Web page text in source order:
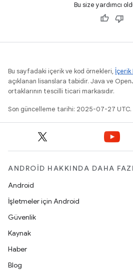
Bu size yardımcı
Bu sayfadaki içerik ve kod örnekleri, İçerik
açıklanan lisanslara tabidir. Java ve
ortaklarının tescilli ticari markasıdır.
Son güncelleme tarihi: 2025-07-27 UTC.
ANDROID HAKKINDA DAHA
Android
İşletmeler için Android
Güvenlik
Kaynak
Haber
Blog